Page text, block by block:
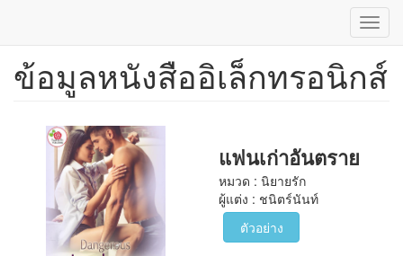
ข้าม
ข้อมูลหนังสืออิเล็กทรอนิกส์
แฟนเก่าอันตราย
หมวด : นิยายรัก
ผู้แต่ง : ชนิตร์นันท์
ตัวอย่าง